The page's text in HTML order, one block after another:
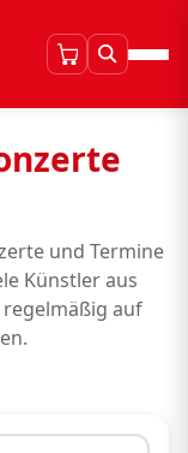
und Termine
Künstler aus
auf